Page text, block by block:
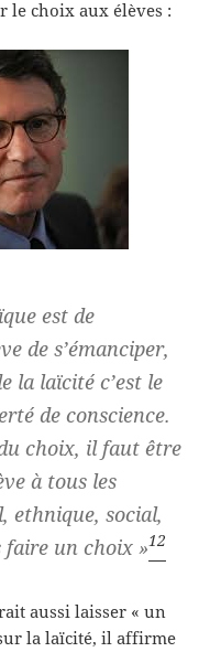
le choix aux élèves :
est de
de s’émanciper,
la laïcité c’est le
de conscience.
choix, il faut être
à tous les
ethnique, social,
faire un choix »12
aussi laisser « un
la laïcité, il affirme